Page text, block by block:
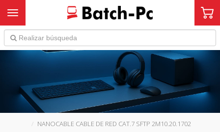
Toggle navigation
NANOCABLE CABLE DE RED CAT.7 SFTP 2M10.20.1702